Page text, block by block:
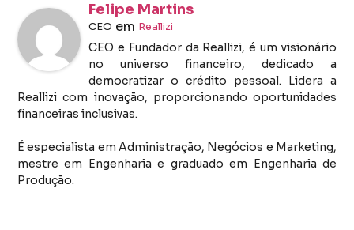
Felipe Martins
CEO em Reallizi
CEO e Fundador da Reallizi, é um visionário
no universo financeiro, dedicado a
democratizar o crédito pessoal. Lidera a
Reallizi com inovação, proporcionando oportunidades
financeiras inclusivas.
É especialista em Administração, Negócios e Marketing,
mestre em Engenharia e graduado em Engenharia de
Produção.